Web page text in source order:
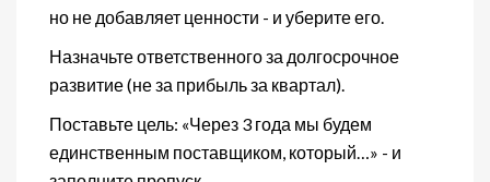
но не добавляет ценности - и уберите его.
Назначьте ответственного за долгосрочное
развитие (не за прибыль за квартал).
Поставьте цель: «Через 3 года мы будем
единственным поставщиком, который…» - и